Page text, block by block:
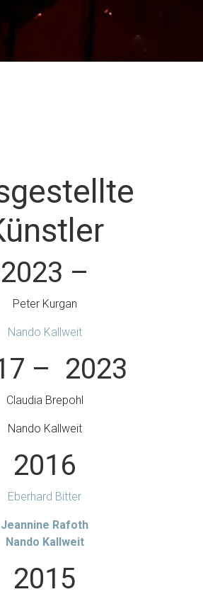
2023 –
Peter Kurgan
Nando Kallweit
– 2023
Claudia Brepohl
Nando Kallweit
2016
Eberhard Bitter
Jeannine Rafoth
Nando Kallweit
2015